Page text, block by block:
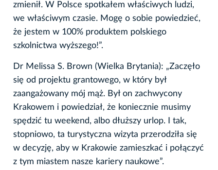
zmienił. W Polsce spotkałem właściwych ludzi,
we właściwym czasie. Mogę o sobie powiedzieć,
że jestem w 100% produktem polskiego
szkolnictwa wyższego!”.
Dr Melissa S. Brown (Wielka Brytania): „Zaczęło
się od projektu grantowego, w który był
zaangażowany mój mąż. Był on zachwycony
Krakowem i powiedział, że koniecznie musimy
spędzić tu weekend, albo dłuższy urlop. I tak,
stopniowo, ta turystyczna wizyta przerodziła się
w decyzję, aby w Krakowie zamieszkać i połączyć
z tym miastem nasze kariery naukowe”.